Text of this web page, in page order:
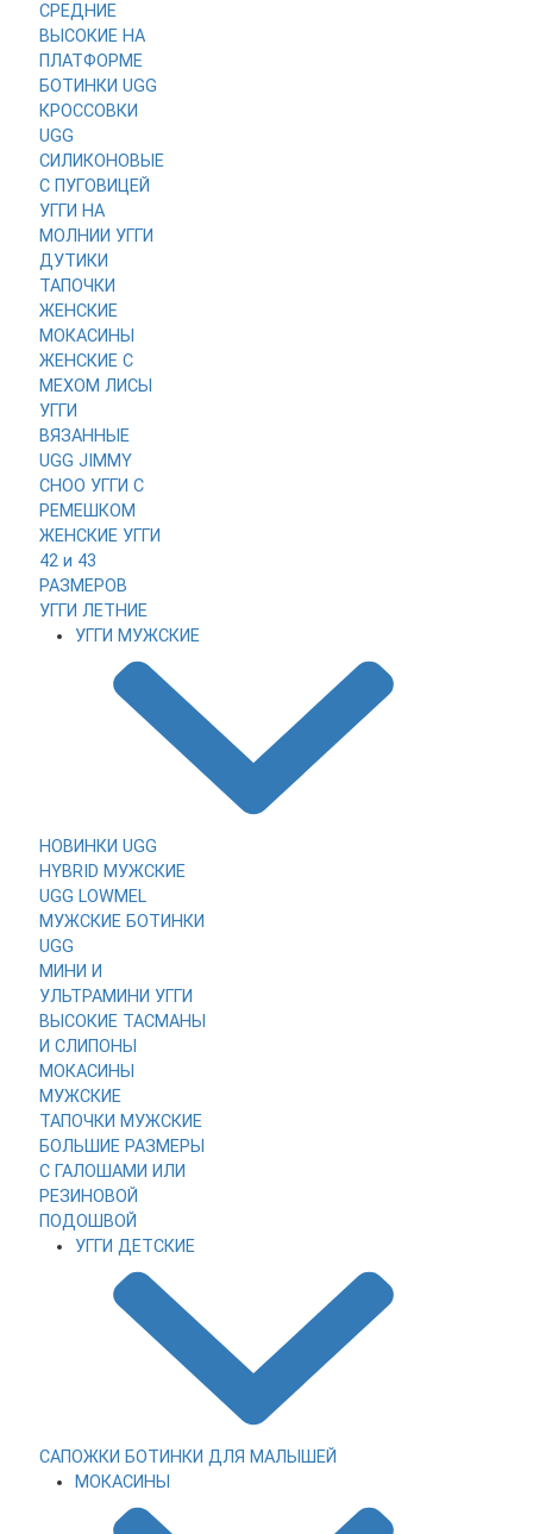
СРЕДНИЕ
ВЫСОКИЕ НА
ПЛАТФОРМЕ
БОТИНКИ UGG
КРОССОВКИ
UGG
СИЛИКОНОВЫЕ
С ПУГОВИЦЕЙ
УГГИ НА
МОЛНИИ УГГИ
ДУТИКИ
ТАПОЧКИ
ЖЕНСКИЕ
МОКАСИНЫ
ЖЕНСКИЕ С
МЕХОМ ЛИСЫ
УГГИ
ВЯЗАННЫЕ
UGG JIMMY
CHOO УГГИ С
РЕМЕШКОМ
ЖЕНСКИЕ УГГИ
42 и 43
РАЗМЕРОВ
УГГИ ЛЕТНИЕ
УГГИ МУЖСКИЕ
НОВИНКИ UGG
HYBRID МУЖСКИЕ
UGG LOWMEL
МУЖСКИЕ БОТИНКИ
UGG
МИНИ И
УЛЬТРАМИНИ УГГИ
ВЫСОКИЕ ТАСМАНЫ
И СЛИПОНЫ
МОКАСИНЫ
МУЖСКИЕ
ТАПОЧКИ МУЖСКИЕ
БОЛЬШИЕ РАЗМЕРЫ
С ГАЛОШАМИ ИЛИ
РЕЗИНОВОЙ
ПОДОШВОЙ
УГГИ ДЕТСКИЕ
САПОЖКИ БОТИНКИ ДЛЯ МАЛЫШЕЙ
МОКАСИНЫ